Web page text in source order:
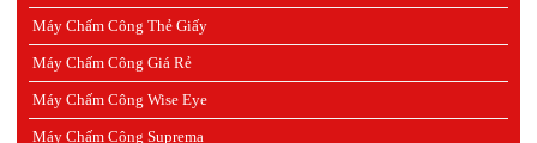
Máy Chấm Công Thẻ Giấy
Máy Chấm Công Giá Rẻ
Máy Chấm Công Wise Eye
Máy Chấm Công Suprema